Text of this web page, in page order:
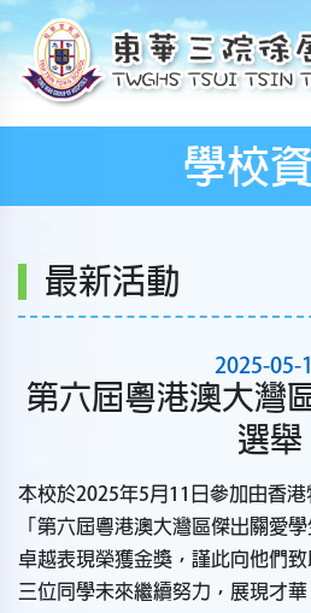
學校
最新活動
2025-05-
第六屆粵港澳大灣
選舉
本校於2025年5月11日參加由香
「第六屆粵港澳大灣區傑出關愛
卓越表現榮獲金獎，謹此向他們
三位同學未來繼續努力，展現才華